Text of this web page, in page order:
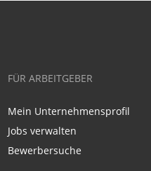
FÜR ARBEITGEBER
Mein Unternehmensprofil
Jobs verwalten
Bewerbersuche